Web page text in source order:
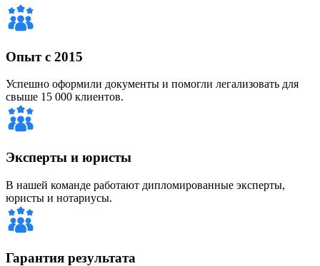
Опыт с 2015
Успешно оформили документы и помогли легализовать для
свыше 15 000 клиентов.
Эксперты и юристы
В нашей команде работают дипломированные эксперты,
юристы и нотариусы.
Гарантия результата